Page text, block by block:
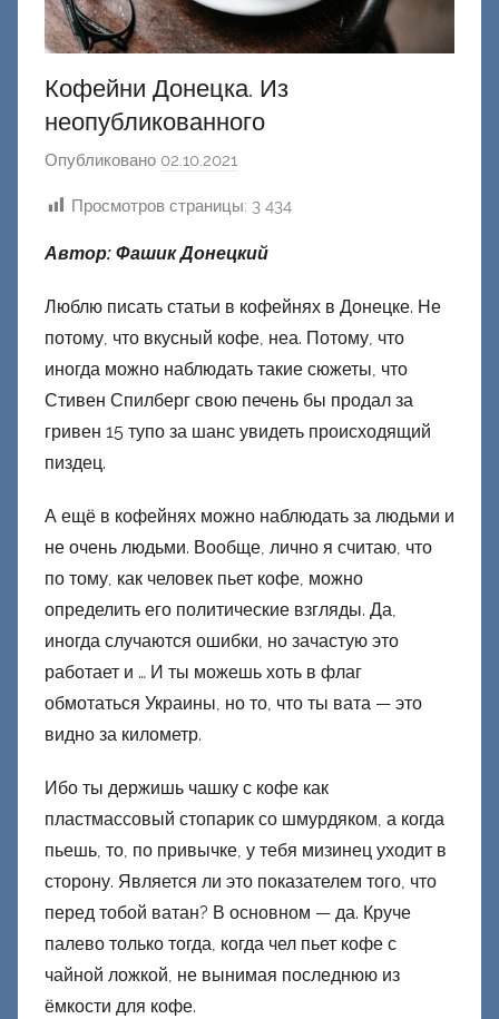
Кофейни Донецка. Из
неопубликованного
Опубликовано 02.10.2021
т
о
о
м
Ф
а
Д
к
и
й
Просмотров страницы: 3 434
Автор: Фашик Донецкий
Люблю писать статьи в кофейнях в Донецке. Не
потому, что вкусный кофе, неа. Потому, что
иногда можно наблюдать такие сюжеты, что
Стивен Спилберг свою печень бы продал за
гривен 15 тупо за шанс увидеть происходящий
пиздец.
А ещё в кофейнях можно наблюдать за людьми и
не очень людьми. Вообще, лично я считаю, что
по тому, как человек пьет кофе, можно
определить его политические взгляды. Да,
иногда случаются ошибки, но зачастую это
работает и … И ты можешь хоть в флаг
обмотаться Украины, но то, что ты вата — это
видно за километр.
Ибо ты держишь чашку с кофе как
пластмассовый стопарик со шмурдяком, а когда
пьешь, то, по привычке, у тебя мизинец уходит в
сторону. Является ли это показателем того, что
перед тобой ватан? В основном — да. Круче
палево только тогда, когда чел пьет кофе с
чайной ложкой, не вынимая последнюю из
ёмкости для кофе.